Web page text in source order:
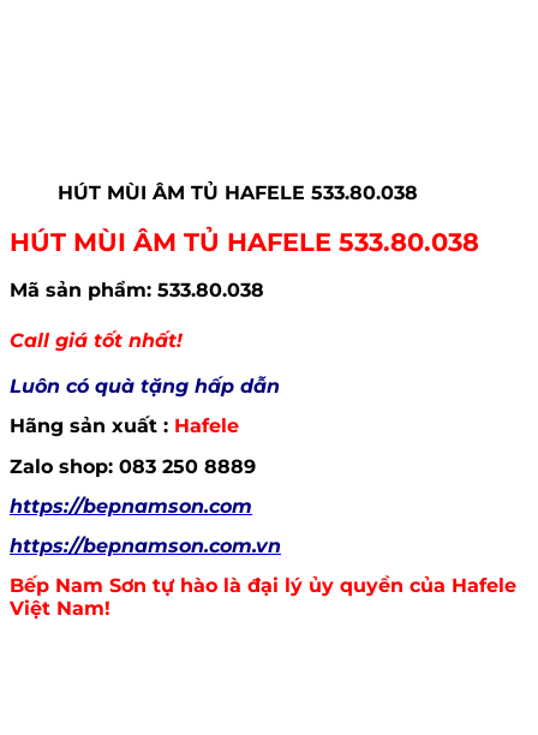
HÚT MÙI ÂM TỦ HAFELE 533.80.038
HÚT MÙI ÂM TỦ HAFELE 533.80.038
Mã sản phẩm: 533.80.038
Call giá tốt nhất!
Luôn có quà tặng hấp dẫn
Hãng sản xuất : Hafele
Zalo shop: 083 250 8889
https://bepnamson.com
https://bepnamson.com.vn
Bếp Nam Sơn tự hào là đại lý ủy quyền của Hafele
Việt Nam!